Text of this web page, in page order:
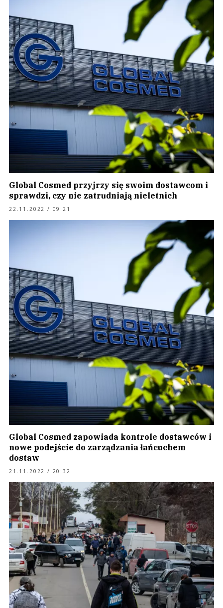
Global Cosmed przyjrzy się swoim dostawcom i
sprawdzi, czy nie zatrudniają nieletnich
22.11.2022 / 09:21
Global Cosmed zapowiada kontrole dostawców i
nowe podejście do zarządzania łańcuchem
dostaw
21.11.2022 / 20:32